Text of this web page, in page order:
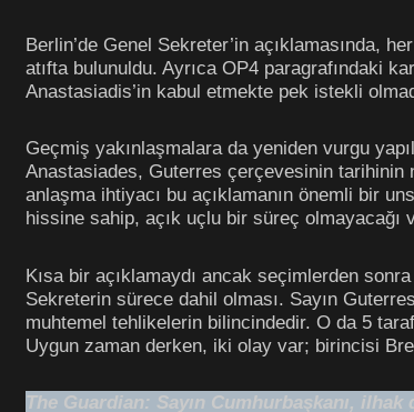
Berlin’de Genel Sekreter’in açıklamasında,
atıfta bulunuldu. Ayrıca OP4 paragrafındaki
Anastasiadis’in kabul etmekte pek istekli
Geçmiş yakınlaşmalara da yeniden vurgu
Anastasiades, Guterres çerçevesinin tarihinin
anlaşma ihtiyacı bu açıklamanın önemli bir
hissine sahip, açık uçlu bir süreç olmayacağı
Kısa bir açıklamaydı ancak seçimlerden
Sekreterin sürece dahil olması. Sayın
muhtemel tehlikelerin bilincindedir. O da 5
Uygun zaman derken, iki olay var; birincisi
The Guardian: Sayın Cumhurbaşkanı,